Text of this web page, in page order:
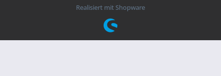
Realisiert mit Shopware